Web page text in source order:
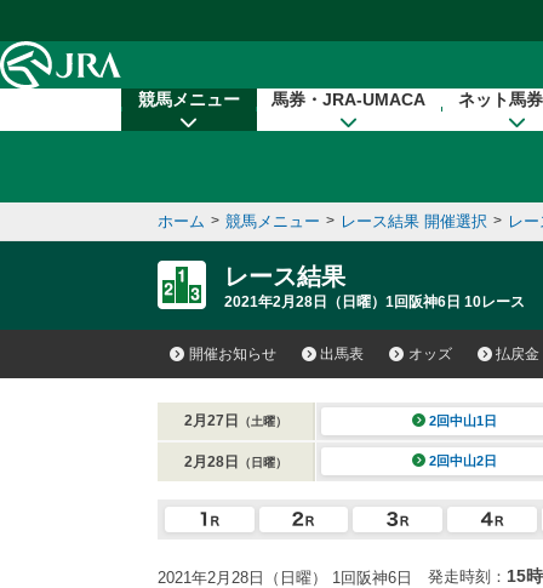
競馬メニュー 馬券・JRA-UMACA ネット馬
ホーム > 競馬メニュー > レース結果 開催選択 > レ
レース結果
2021年2月28日（日曜）1回阪神6日 10レース
開催お知らせ 出馬表 オッズ 払戻金
2月27日 （土曜） 2回中山1日
2月28日 （日曜） 2回中山2日
2021年2月28日（日曜） 1回阪神6日 発走時刻： 15